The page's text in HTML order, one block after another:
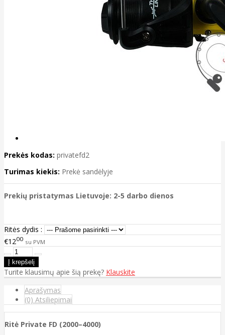
Prekės kodas: privatefd2
Turimas kiekis: Prekė sandėlyje
Prekių pristatymas Lietuvoje: 2-5 darbo dienos
Ritės dydis :
€1200 su PVM
Turite klausimų apie šią prekę? Klauskite
Aprašymas
(0) Atsiliepimai
Ritė Private FD (2000–4000)